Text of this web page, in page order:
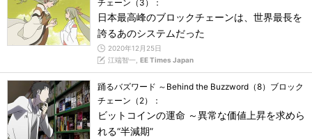
チェーン（3）：
日本最高峰のブロックチェーンは、世界最長を
誇るあのシステムだった
2020年12月25日
江端智一, EE Times Japan
踊るバズワード ～Behind the Buzzword（8）ブロック
チェーン（2）：
ビットコインの運命 ～異常な価値上昇を求めら
れる“半減期”